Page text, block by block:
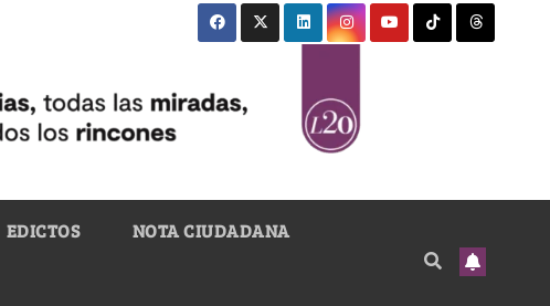
EDICTOS NOTA CIUDADANA